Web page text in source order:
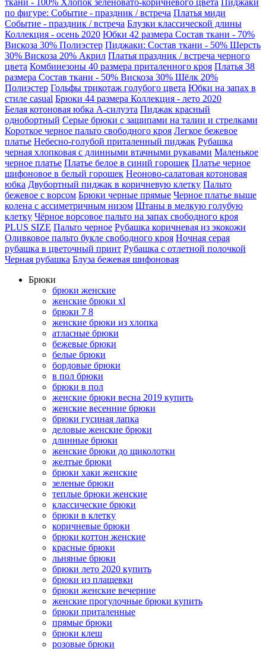
ткани - 100% Хлопок зеленовато-коричневого цвета Пиджаки
по фигуре: Событие - праздник / встреча Платья миди
Событие - праздник / встреча Блузки классической длины
Коллекция - осень 2020 Юбки 42 размера Состав ткани - 70%
Вискоза 30% Полиэстер Пиджаки: Состав ткани - 50% Шерсть
30% Вискоза 20% Акрил Платья праздник / встреча черного
цвета Комбинезоны 40 размера приталенного кроя Платья 38
размера Состав ткани - 50% Вискоза 30% Шёлк 20%
Полиэстер Гольфы трикотаж голубого цвета Юбки на запах в
стиле casual Брюки 44 размера Коллекция - лето 2020
Белая котоновая юбка А-силуэта Пиджак красный
однобортный Серые брюки с защипами на талии и стрелками
Короткое черное пальто свободного кроя Легкое бежевое
платье Небесно-голубой приталенный пиджак Рубашка
черная хлопковая с длинными втачными рукавами Маленькое
черное платье Платье белое в синий горошек Платье черное
шифоновое в белый горошек Неоново-салатовая котоновая
юбка Двубортный пиджак в коричневую клетку Пальто
бежевое с ворсом Брюки черные прямые Черное платье выше
колена с ассиметричным низом Штаны в мелкую голубую
клетку Чёрное ворсовое пальто на запах свободного кроя
PLUS SIZE Пальто черное Рубашка коричневая из экокожи
Оливковое пальто букле свободного кроя Ночная серая
рубашка в цветочный принт Рубашка с отлетной полочкой
Черная рубашка Блуза бежевая шифоновая
Брюки
брюки женские
женские брюки xl
брюки 7 8
женские брюки из хлопка
атласные брюки
бежевые брюки
белые брюки
бордовые брюки
в пол брюки
брюки в пол
женские брюки весна 2019 купить
женские весенние брюки
брюки гусиная лапка
деловые женские брюки
длинные брюки
женские брюки до щиколотки
желтые брюки
брюки хаки женские
зеленые брюки
теплые брюки женские
классические брюки
брюки в клетку
коричневые брюки
брюки коттон женские
красные брюки
льняные брюки
брюки лето 2020 купить
брюки из плащевки
брюки женские вечерние
женские прогулочные брюки купить
брюки приталенные
прямые брюки
брюки клеш
розовые брюки